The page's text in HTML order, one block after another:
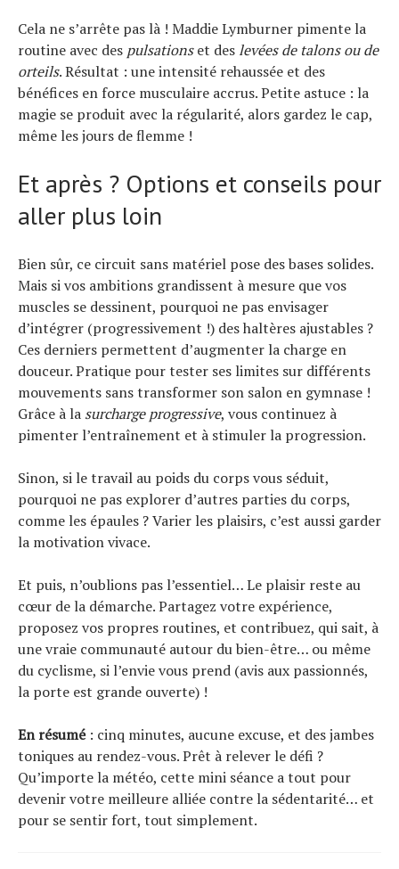
Cela ne s’arrête pas là ! Maddie Lymburner pimente la
routine avec des pulsationset deslevées de talons ou de
orteils. Résultat : une intensité rehaussée et des
bénéfices en force musculaire accrus. Petite astuce : la
magie se produit avec la régularité, alors gardez le cap,
même les jours de flemme !
Et après ? Options et conseils pour
aller plus loin
Bien sûr, ce circuit sans matériel pose des bases solides.
Mais si vos ambitions grandissent à mesure que vos
muscles se dessinent, pourquoi ne pas envisager
d’intégrer (progressivement !) des haltères ajustables ?
Ces derniers permettent d’augmenter la charge en
douceur. Pratique pour tester ses limites sur différents
mouvements sans transformer son salon en gymnase !
Grâce à la surcharge progressive, vous continuez à
pimenter l’entraînement et à stimuler la progression.
Sinon, si le travail au poids du corps vous séduit,
pourquoi ne pas explorer d’autres parties du corps,
comme les épaules ? Varier les plaisirs, c’est aussi garder
la motivation vivace.
Et puis, n’oublions pas l’essentiel… Le plaisir reste au
cœur de la démarche. Partagez votre expérience,
proposez vos propres routines, et contribuez, qui sait, à
une vraie communauté autour du bien-être… ou même
du cyclisme, si l’envie vous prend (avis aux passionnés,
la porte est grande ouverte) !
En résumé: cinq minutes, aucune excuse, et des jambes
toniques au rendez-vous. Prêt à relever le défi ?
Qu’importe la météo, cette mini séance a tout pour
devenir votre meilleure alliée contre la sédentarité… et
pour se sentir fort, tout simplement.